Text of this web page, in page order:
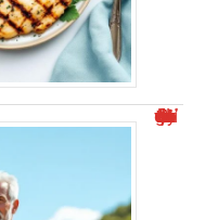
VMA moyenne en fonction de l’âge : tout ce qu’il faut savoir